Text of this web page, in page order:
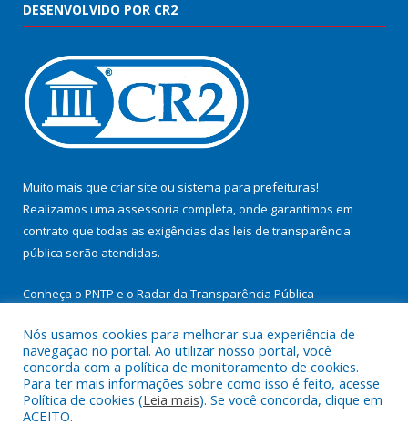
DESENVOLVIDO POR CR2
Muito mais que criar site ou sistema para prefeituras!
Realizamos uma assessoria completa, onde garantimos em
contrato que todas as exigências das leis de transparência
pública serão atendidas.
Conheça o PNTP e o Radar da Transparência Pública
Todos os direitos reservados a Prefeitura Municipal de
Cachoeira do Arari.
Nós usamos cookies para melhorar sua experiência de
navegação no portal. Ao utilizar nosso portal, você
concorda com a política de monitoramento de cookies.
Para ter mais informações sobre como isso é feito, acesse
Política de cookies (Leia mais). Se você concorda, clique em
ACEITO.